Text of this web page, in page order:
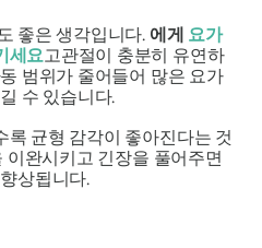
좋은 생각입니다. 에게 요가
세요고관절이 충분히 유연하
범위가 줄어들어 많은 요가
수 있습니다.
록 균형 감각이 좋아진다는 것
이완시키고 긴장을 풀어주면
상됩니다.